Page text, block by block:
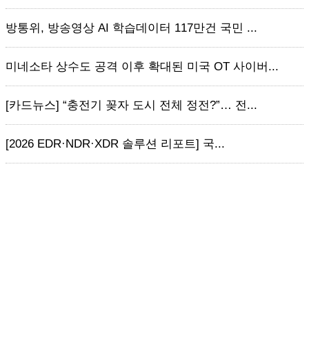
방통위, 방송영상 AI 학습데이터 117만건 국민 ...
미네소타 상수도 공격 이후 확대된 미국 OT 사이버...
[카드뉴스] “충전기 꽂자 도시 전체 정전?”… 전...
[2026 EDR·NDR·XDR 솔루션 리포트] 국...